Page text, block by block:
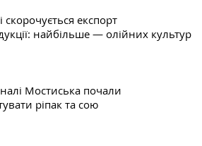
скорочується експорт
найбільше — олійних культур
Мостиська почали
ріпак та сою